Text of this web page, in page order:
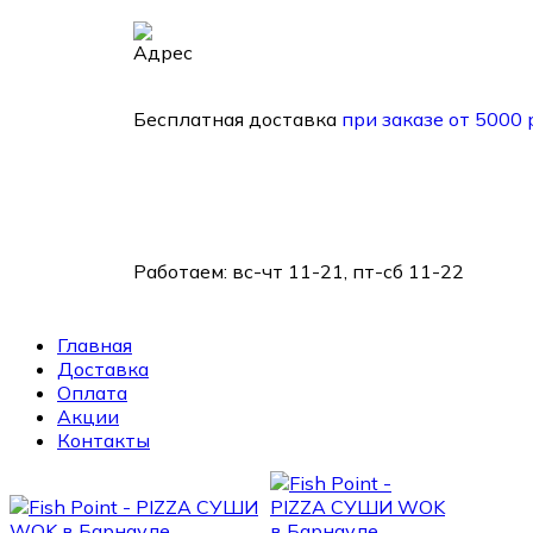
Бесплатная доставка при заказе от 5000
Работаем: вс-чт 11-21, пт-сб 11-22
Главная
Доставка
Оплата
Акции
Контакты